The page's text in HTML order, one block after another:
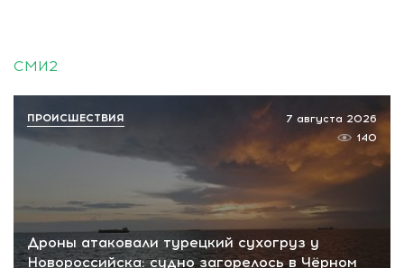
СМИ2
Дроны атаковали турецкий сухогруз у
Новороссийска: судно загорелось в Чёрном
7 августа 2026
140
ПРОИСШЕСТВИЯ